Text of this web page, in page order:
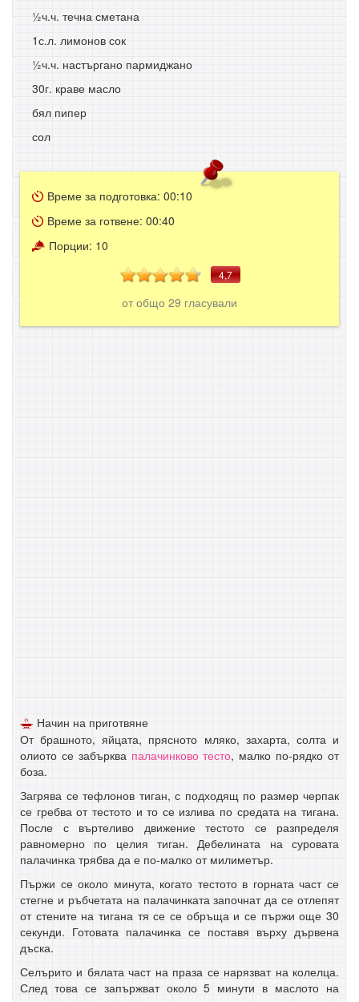
½ч.ч. течна сметана
1с.л. лимонов сок
½ч.ч. настъргано пармиджано
30г. краве масло
бял пипер
сол
Време за подготовка: 00:10
Време за готвене: 00:40
Порции: 10
4,7
от общо 29 гласували
Начин на приготвяне
От брашното, яйцата, прясното мляко, захарта, солта и
олиото се забърква палачинково тесто, малко по-рядко от
боза.
Загрява се тефлонов тиган, с подходящ по размер черпак
се гребва от тестото и то се излива по средата на тигана.
После с въртеливо движение тестото се разпределя
равномерно по целия тиган. Дебелината на суровата
палачинка трябва да е по-малко от милиметър.
Пържи се около минута, когато тестото в горната част се
стегне и ръбчетата на палачинката започнат да се отлепят
от стените на тигана тя се се обръща и се пържи още 30
секунди. Готовата палачинка се поставя върху дървена
дъска.
Селърито и бялата част на праза се нарязват на колелца.
След това се запържват около 5 минути в маслото на